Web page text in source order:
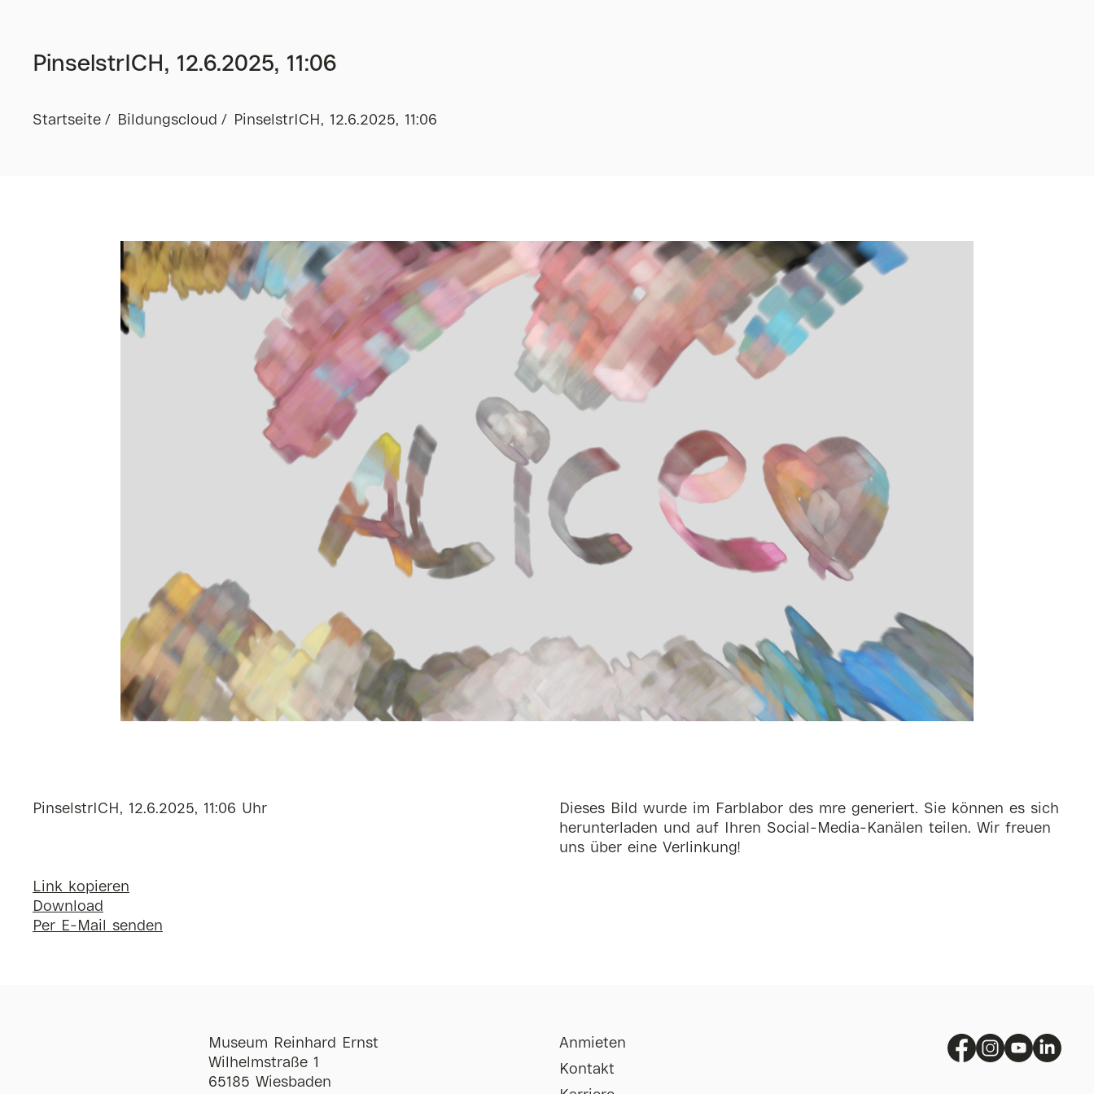
PinselstrICH, 12.6.2025, 11:06
Startseite Bildungscloud PinselstrICH, 12.6.2025, 11:06
PinselstrICH, 12.6.2025, 11:06 Uhr
Link kopieren
Download
Per E-Mail senden
Dieses Bild wurde im Farblabor des mre generiert. Sie können es sich
herunterladen und auf Ihren Social-Media-Kanälen teilen. Wir freuen
uns über eine Verlinkung!
Museum Reinhard Ernst
Wilhelmstraße 1
65185 Wiesbaden
Anmieten
Kontakt